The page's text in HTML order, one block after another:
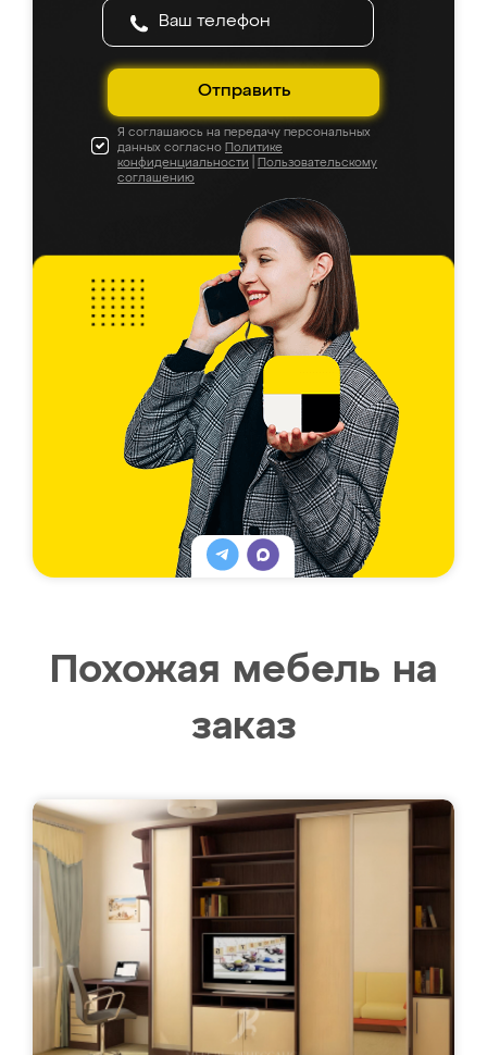
Отправить
Я соглашаюсь на передачу персональных
данных согласно Политике
конфиденциальности
Пользовательскому
соглашению
Похожая мебель на
заказ